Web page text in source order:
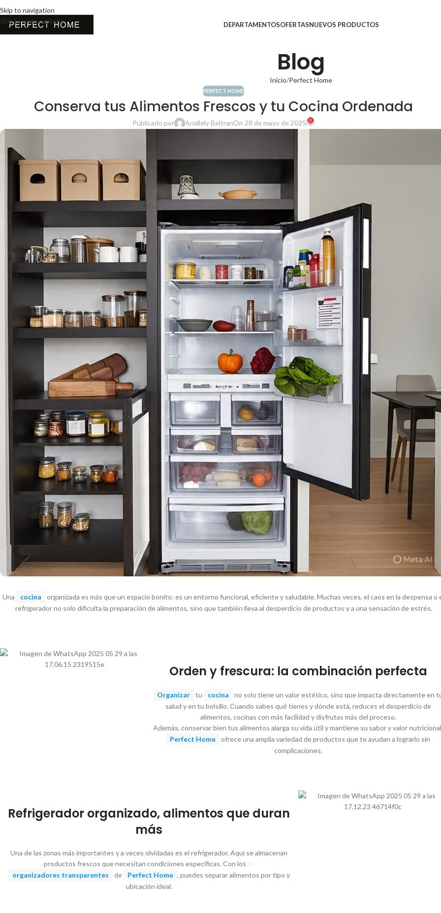
Skip to navigation
Skip to main content
DEPARTAMENTOSOFERTASNUEVOS PRODUCTOS
Blog
Inicio Perfect Home
PERFECT HOME
Conserva tus Alimentos Frescos y tu Cocina Ordenada
Publicado por Anallely BeltranOn 28 de mayo de 2025 0
Una cocina
organizada es más que un espacio bonito: es un entorno funcional, eficiente y saludable. Muchas veces, el caos en la despensa o
refrigerador no solo dificulta la preparación de alimentos, sino que también lleva al desperdicio de productos y a una sensación de estrés.
Orden y frescura: la combinación perfecta
Organizar tu cocina
no solo tiene un valor estético, sino que impacta directamente en
salud y en tu bolsillo. Cuando sabes qué tienes y dónde está, reduces el desperdicio de
alimentos, cocinas con más facilidad y disfrutas más del proceso.
Además, conservar bien tus alimentos alarga su vida útil y mantiene su sabor y valor
Perfect Home
ofrece una amplia variedad de productos que te ayudan a lograrlo sin
complicaciones.
Refrigerador organizado, alimentos que duran
más
Una de las zonas más importantes y a veces olvidadas es el refrigerador. Aquí se almacenan
productos frescos que necesitan condiciones específicas. Con los
organizadores transparentes
de Perfect Home , puedes separar alimentos por tipo y
ubicación ideal.